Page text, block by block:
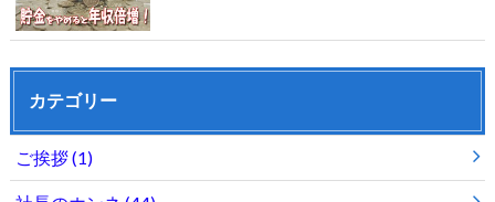
カテゴリー
ご挨拶(1)